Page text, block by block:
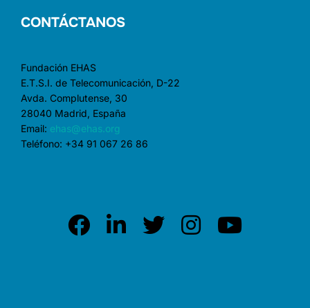
CONTÁCTANOS
Fundación EHAS
E.T.S.I. de Telecomunicación, D-22
Avda. Complutense, 30
28040 Madrid, España
Email: ehas@ehas.org
Teléfono: +34 91 067 26 86